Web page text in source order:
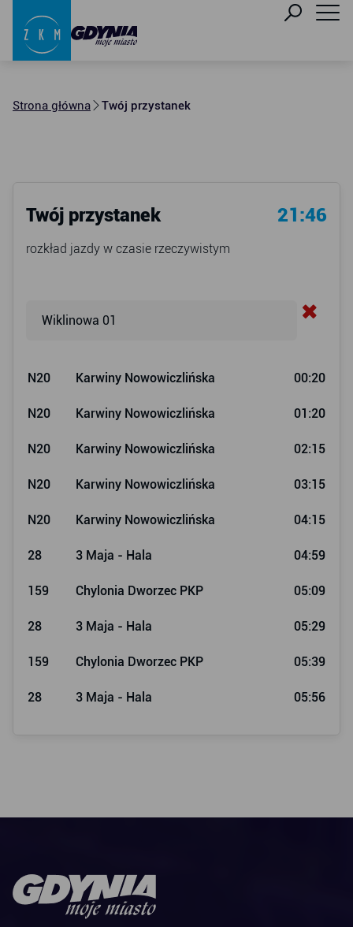
Strona główna Twój przystanek
Twój przystanek 21:46
rozkład jazdy w czasie rzeczywistym
N20 Karwiny Nowowiczlińska 00:20
N20 Karwiny Nowowiczlińska 01:20
N20 Karwiny Nowowiczlińska 02:15
N20 Karwiny Nowowiczlińska 03:15
N20 Karwiny Nowowiczlińska 04:15
28 3 Maja - Hala 04:59
159 Chylonia Dworzec PKP 05:09
28 3 Maja - Hala 05:29
159 Chylonia Dworzec PKP 05:39
28 3 Maja - Hala 05:56